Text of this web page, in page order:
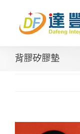
content
背膠矽膠墊